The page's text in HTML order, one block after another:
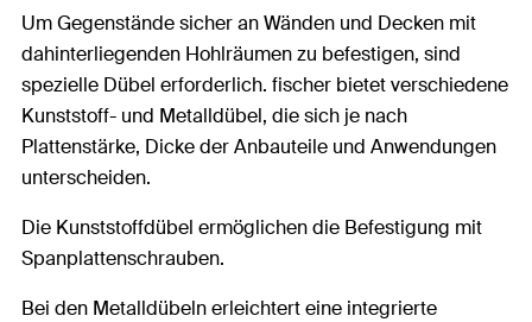
Um Gegenstände sicher an Wänden und Decken mit
dahinterliegenden Hohlräumen zu befestigen, sind
spezielle Dübel erforderlich. fischer bietet verschiedene
Kunststoff- und Metalldübel, die sich je nach
Plattenstärke, Dicke der Anbauteile und Anwendungen
unterscheiden.
Die Kunststoffdübel ermöglichen die Befestigung mit
Spanplattenschrauben.
Bei den Metalldübeln erleichtert eine integrierte